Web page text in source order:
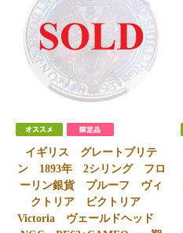
イギリス グレートブリテ
ン 1893年 2シリング フロ
ーリン銀貨 プルーフ ヴィ
クトリア ビクトリア
Victoria ヴェールドヘッド